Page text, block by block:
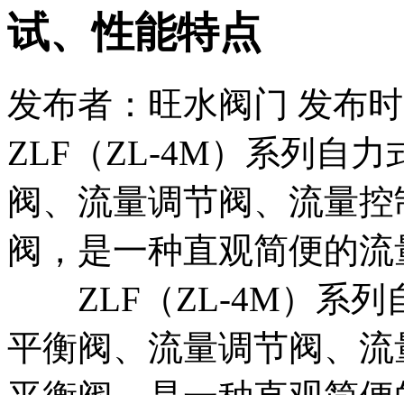
试、性能特点
发布者：旺水阀门 发布
ZLF（ZL-4M）系列自力
阀、流量调节阀、流量
阀，是一种直观简便的
ZLF（ZL-4M）系列
平衡阀、流量调节阀、